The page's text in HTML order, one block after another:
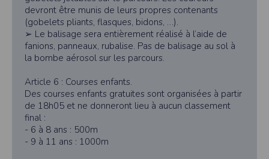
devront être munis de leurs propres contenants
(gobelets pliants, flasques, bidons, …).
➢ Le balisage sera entièrement réalisé à l’aide de
fanions, panneaux, rubalise. Pas de balisage au sol à
la bombe aérosol sur les parcours.
Article 6 : Courses enfants.
Des courses enfants gratuites sont organisées à partir
de 18h05 et ne donneront lieu à aucun classement
final :
- 6 à 8 ans : 500m
- 9 à 11 ans : 1000m
Traduction in English :
This app requires camera permissions if the user is interested in uploading a
photo to the gallery. We collect information from the photos you share. This app
does not require information from your contacts.
Payment information
No payment is made within the app, so no information about your credit or